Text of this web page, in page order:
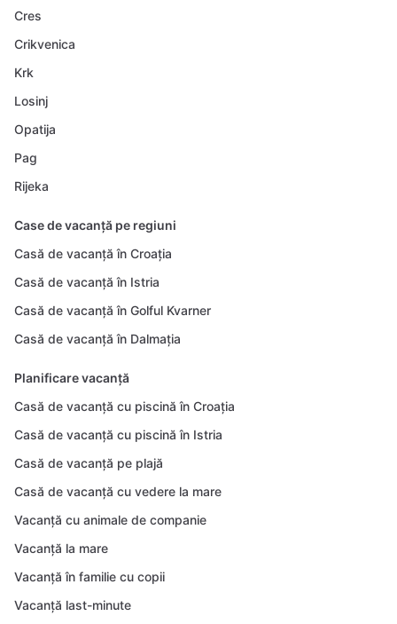
Cres
Crikvenica
Krk
Losinj
Opatija
Pag
Rijeka
Case de vacanță pe regiuni
Casă de vacanță în Croația
Casă de vacanță în Istria
Casă de vacanță în Golful Kvarner
Casă de vacanță în Dalmația
Planificare vacanță
Casă de vacanță cu piscină în Croația
Casă de vacanță cu piscină în Istria
Casă de vacanță pe plajă
Casă de vacanță cu vedere la mare
Vacanță cu animale de companie
Vacanță la mare
Vacanță în familie cu copii
Vacanță last-minute